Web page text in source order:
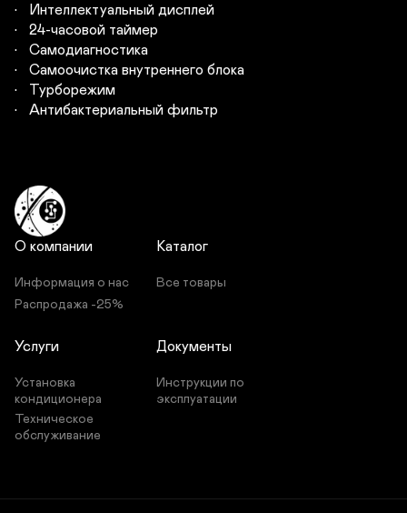
•	Интеллектуальный дисплей
•	24-часовой таймер
•	Самодиагностика
•	Самоочистка внутреннего блока
•	Турборежим
•	Антибактериальный фильтр
О компании
Информация о нас
Распродажа -25%
Каталог
Все товары
Услуги
Установка
кондиционера
Техническое
обслуживание
Документы
Инструкции по
эксплуатации